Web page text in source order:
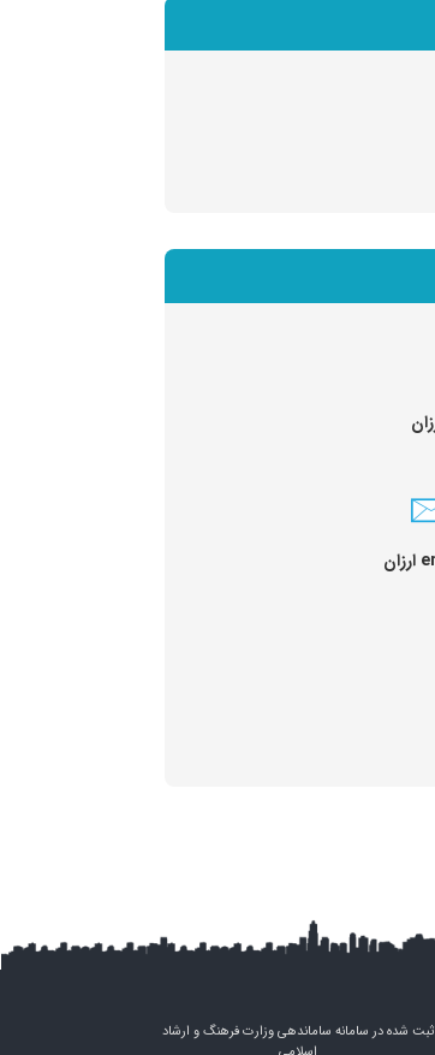
ثبت شده در سامانه ساماندهی وزارت فرهنگ و ارشاد